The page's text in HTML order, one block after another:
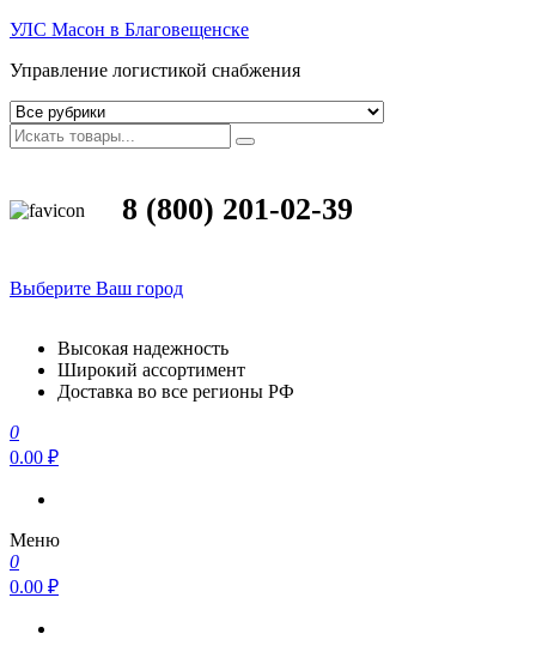
УЛС Масон в Благовещенске
Управление логистикой снабжения
8 (800) 201-02-39
Выберите Ваш город
Высокая надежность
Широкий ассортимент
Доставка во все регионы РФ
0
0.00 ₽
Меню
0
0.00 ₽